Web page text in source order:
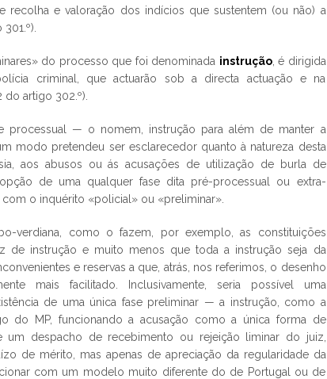
recolha e valoração dos indícios que sustentem (ou não) a
do processo que foi denominada instrução, é dirigida
criminal, que actuarão sob a directa actuação e na
do artigo 302.º).
processual — o nomem, instrução para além de manter a
modo pretendeu ser esclarecedor quanto à natureza desta
aos abusos ou ás acusações de utilização de burla de
de uma qualquer fase dita pré-processual ou extra-
o inquérito «policial» ou «preliminar».
verdiana, como o fazem, por exemplo, as constituições
de instrução e muito menos que toda a instrução seja da
e reservas a que, atrás, nos referimos, o desenho
mais facilitado. Inclusivamente, seria possível uma
de uma única fase preliminar — a instrução, como a
do MP, funcionando a acusação como a única forma de
despacho de recebimento ou rejeição liminar do juiz,
de mérito, mas apenas de apreciação da regularidade da
com um modelo muito diferente do de Portugal ou de